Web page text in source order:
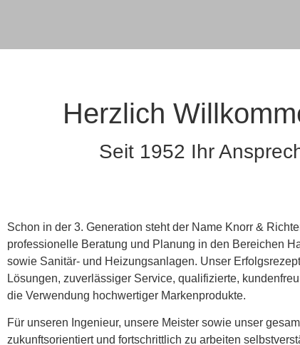
GmbH
Ihr professioneller
Über uns
Herzlich
Seit 1952 Ihr
Schon in der 3. Generation steht der Name Knorr &
professionelle Beratung und Planung in den Bereichen
sowie Sanitär- und Heizungsanlagen. Unser
Lösungen, zuverlässiger Service, qualifizierte,
die Verwendung hochwertiger Markenprodukte.
Für unseren Ingenieur, unsere Meister sowie unser
zukunftsorientiert und fortschrittlich zu arbeiten